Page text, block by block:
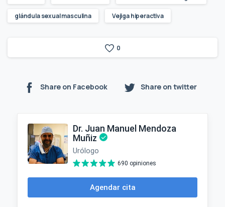
glándula sexual masculina Vejiga hiperactiva
0
Share on Facebook Share on twitter